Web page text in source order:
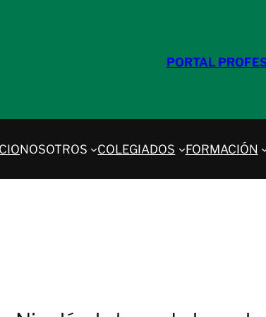
PORTAL
NOSOTROS COLEGIADOS FORMACIÓN